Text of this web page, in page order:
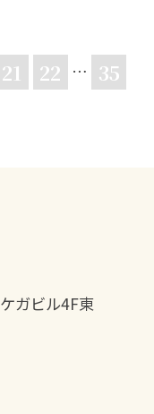
21 22 … 35
ガビル4F東